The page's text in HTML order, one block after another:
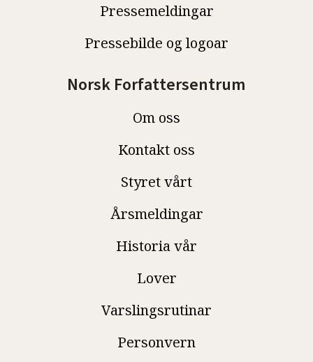
Pressemeldingar
Pressebilde og logoar
Norsk Forfattersentrum
Om oss
Kontakt oss
Styret vårt
Årsmeldingar
Historia vår
Lover
Varslingsrutinar
Personvern